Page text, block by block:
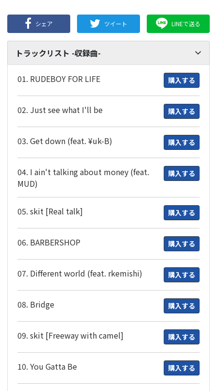
シェア ツイート LINEで送る
トラックリスト -収録曲-
01. RUDEBOY FOR LIFE 購入する
02. Just see what I'll be 購入する
03. Get down (feat. ¥uk-B) 購入する
04. I ain't talking about money (feat.
MUD)
購入する
05. skit [Real talk] 購入する
06. BARBERSHOP 購入する
07. Different world (feat. rkemishi) 購入する
08. Bridge 購入する
09. skit [Freeway with camel] 購入する
10. You Gatta Be 購入する